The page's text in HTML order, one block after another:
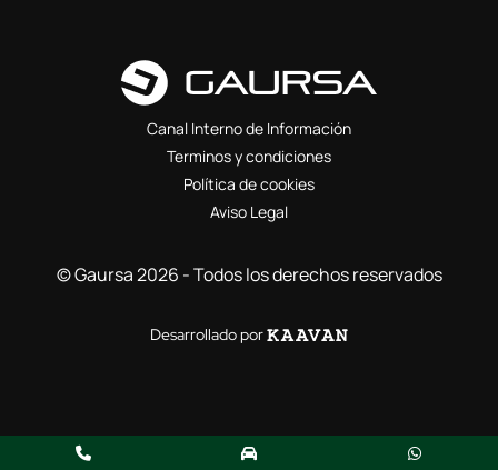
Canal Interno de Información
Terminos y condiciones
Política de cookies
Aviso Legal
© Gaursa 2026 - Todos los derechos reservados
Desarrollado por